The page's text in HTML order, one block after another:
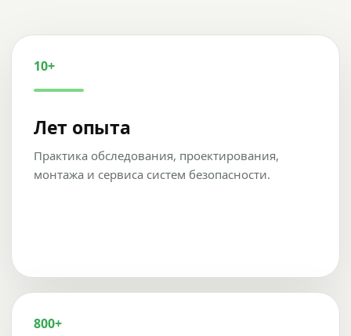
10+
Лет опыта
Практика обследования, проектирования,
монтажа и сервиса систем безопасности.
800+